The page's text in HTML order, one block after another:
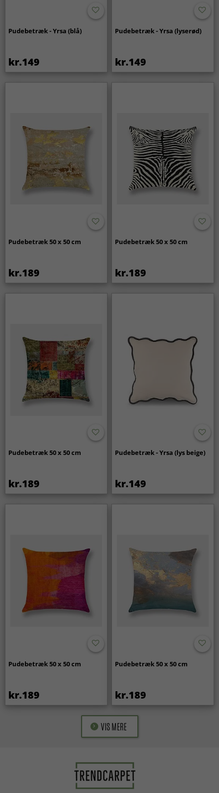
Pudebetræk - Yrsa (blå)
kr.149
Pudebetræk - Yrsa (lyserød)
kr.149
Pudebetræk 50 x 50 cm
kr.189
Pudebetræk 50 x 50 cm
kr.189
Pudebetræk 50 x 50 cm
kr.189
Pudebetræk - Yrsa (lys beige)
kr.149
Pudebetræk 50 x 50 cm
kr.189
Pudebetræk 50 x 50 cm
kr.189
VIS MERE